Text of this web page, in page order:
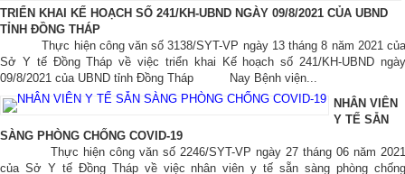
TRIỂN KHAI KẾ HOẠCH SỐ 241/KH-UBND NGÀY 09/8/2021 CỦA UBND
TỈNH ĐỒNG THÁP
Thực hiện công văn số 3138/SYT-VP ngày 13 tháng 8 năm 2021 của
Sở Y tế Đồng Tháp về việc triển khai Kế hoạch số 241/KH-UBND ngày
09/8/2021 của UBND tỉnh Đồng Tháp Nay Bệnh viện...
NHÂN VIÊN
Y TẾ SẴN
SÀNG PHÒNG CHỐNG COVID-19
Thực hiện công văn số 2246/SYT-VP ngày 27 tháng 06 năm 2021
của Sở Y tế Đồng Tháp về việc nhân viên y tế sẵn sàng phòng chống